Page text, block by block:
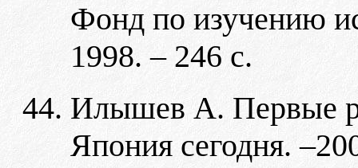
Фонд по изучению
1998. – 246 с.
Илышев А. Первые
Япония сегодня.